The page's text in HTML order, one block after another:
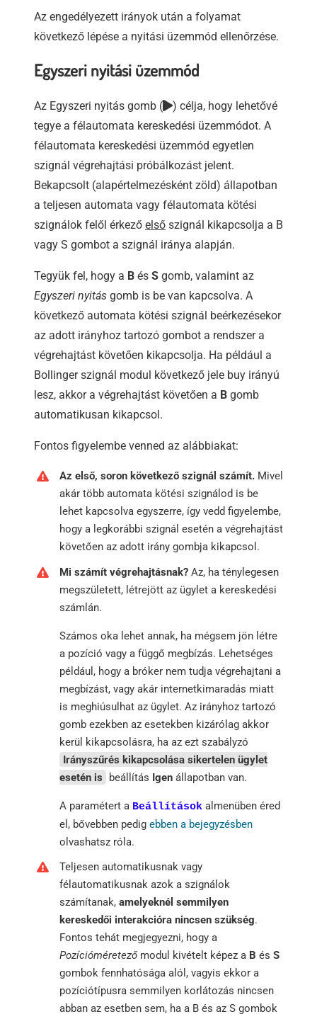
Az engedélyezett irányok után a folyamat
következő lépése a nyitási üzemmód ellenőrzése.
Egyszeri nyitási üzemmód
Az Egyszeri nyitás gomb (
) célja, hogy lehetővé
tegye a félautomata kereskedési üzemmódot. A
félautomata kereskedési üzemmód egyetlen
szignál végrehajtási próbálkozást jelent.
Bekapcsolt (alapértelmezésként zöld) állapotban
a teljesen automata vagy félautomata kötési
szignálok felől érkező első szignál kikapcsolja a B
vagy S gombot a szignál iránya alapján.
Tegyük fel, hogy a B és S gomb, valamint az
Egyszeri nyitás gomb is be van kapcsolva. A
következő automata kötési szignál beérkezésekor
az adott irányhoz tartozó gombot a rendszer a
végrehajtást követően kikapcsolja. Ha például a
Bollinger szignál modul következő jele buy irányú
lesz, akkor a végrehajtást követően a B gomb
automatikusan kikapcsol.
Fontos figyelembe venned az alábbiakat:
Az első, soron következő szignál számít. Mivel
akár több automata kötési szignálod is be
lehet kapcsolva egyszerre, így vedd figyelembe,
hogy a legkorábbi szignál esetén a végrehajtást
követően az adott irány gombja kikapcsol.
Mi számít végrehajtásnak? Az, ha ténylegesen
megszületett, létrejött az ügylet a kereskedési
számlán.
Számos oka lehet annak, ha mégsem jön létre
a pozíció vagy a függő megbízás. Lehetséges
például, hogy a bróker nem tudja végrehajtani a
megbízást, vagy akár internetkimaradás miatt
is meghiúsulhat az ügylet. Az irányhoz tartozó
gomb ezekben az esetekben kizárólag akkor
kerül kikapcsolásra, ha az ezt szabályzó
Irányszűrés kikapcsolása sikertelen ügylet
esetén is
beállítás Igenállapotban van.
A paramétert a Beállítások almenüben éred
el, bővebben pedig ebben a bejegyzésben
olvashatsz róla.
Teljesen automatikusnak vagy
félautomatikusnak azok a szignálok
számítanak, amelyeknél semmilyen
kereskedői interakcióra nincsen szükség.
Fontos tehát megjegyezni, hogy a
Pozícióméretezőmodul kivételt képez a B és S
gombok fennhatósága alól, vagyis ekkor a
pozíciótípusra semmilyen korlátozás nincsen
abban az esetben sem, ha a B és az S gombok